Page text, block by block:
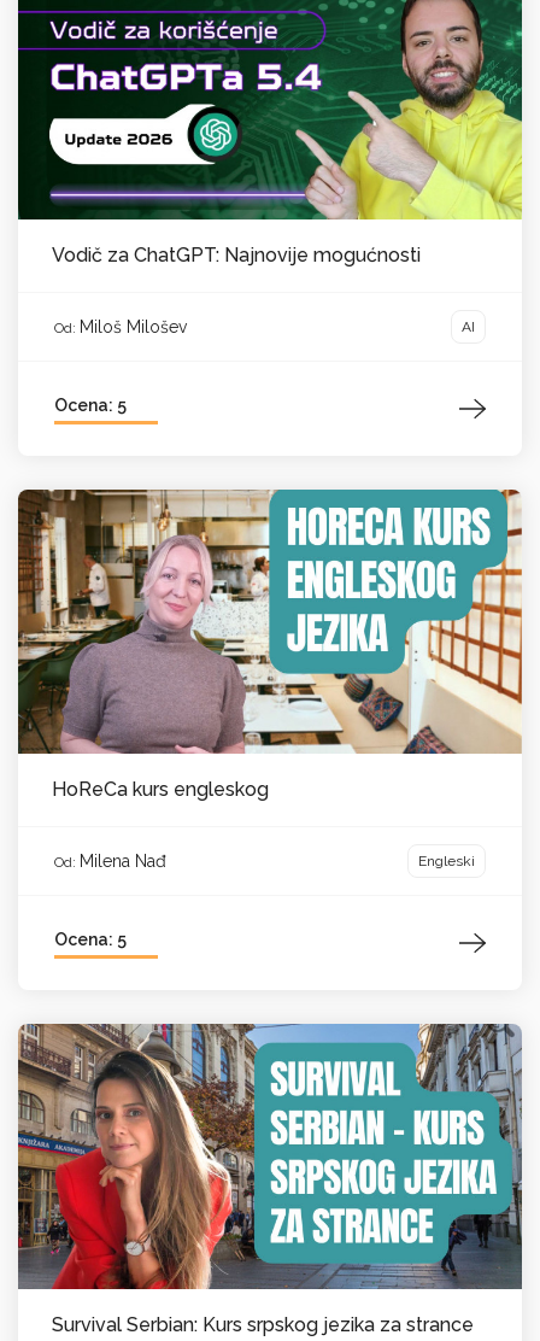
Vodič za ChatGPT: Najnovije mogućnosti
Od: Miloš Milošev AI
Ocena: 5
HoReCa kurs engleskog
Od: Milena Nađ Engleski
Ocena: 5
Survival Serbian: Kurs srpskog jezika za strance